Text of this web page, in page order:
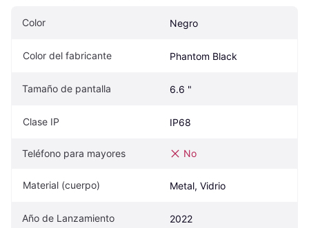
Color Negro
Color del fabricante Phantom Black
Tamaño de pantalla 6.6 "
Clase IP IP68
Teléfono para mayores No
Material (cuerpo) Metal, Vidrio
Año de Lanzamiento 2022